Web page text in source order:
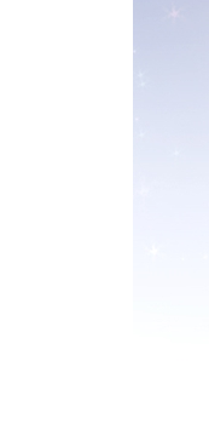
Day 156
Day
Day
Day